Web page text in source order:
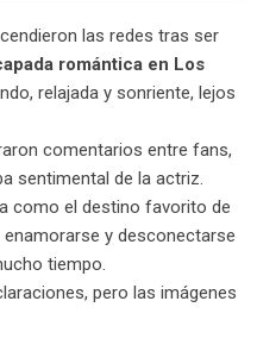
las redes tras ser
romántica en Los
relajada y sonriente, lejos
comentarios entre fans,
sentimental de la actriz.
como el destino favorito de
y desconectarse
tiempo.
pero las imágenes